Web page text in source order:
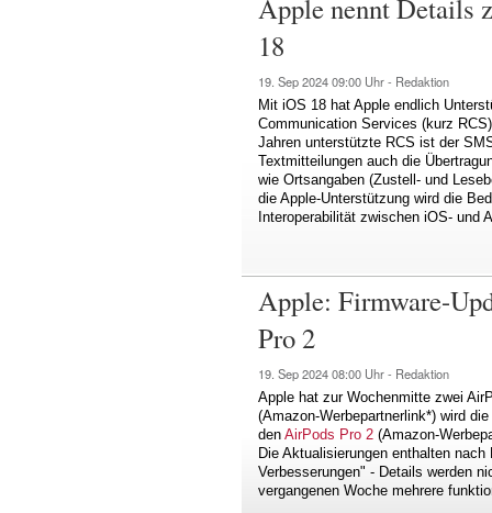
Apple nennt Details
18
19. Sep 202409:00 Uhr - Redaktion
Mit iOS 18 hat Apple endlich
Communication Services (kurz
Jahren unterstützte RCS ist der
Textmitteilungen auch die
wie Ortsangaben (Zustell- und
die Apple-Unterstützung wird die
Interoperabilität zwischen iOS- und
Apple: Firmware-
Pro 2
19. Sep 202408:00 Uhr - Redaktion
Apple hat zur Wochenmitte zwei
(Amazon-Werbepartnerlink*) wird
den AirPods Pro 2 (Amazon-
Die Aktualisierungen enthalten
Verbesserungen" - Details werden
vergangenen Woche mehrere